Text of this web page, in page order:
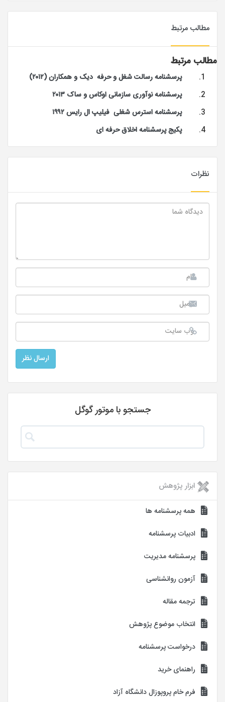
مطالب مرتبط
مطالب مرتبط
پرسشنامه رسالت شغل و حرفه دیک و همکاران (۲۰۱۲)
پرسشنامه نوآوری سازمانی اوکاس و ساک ۲۰۱۳
پرسشنامه استرس شغلی فیلیپ ال رایس ۱۹۹۲
پکیج پرسشنامه اخلاق حرفه ای
نظرات
جستجو با موتور گوگل
ابزار پژوهش
همه پرسشنامه ها
ادبیات پرسشنامه
پرسشنامه مدیریت
آزمون روانشناسی
ترجمه مقاله
انتخاب موضوع پژوهش
درخواست پرسشنامه
راهنمای خرید
فرم خام پروپوزال دانشگاه آزاد